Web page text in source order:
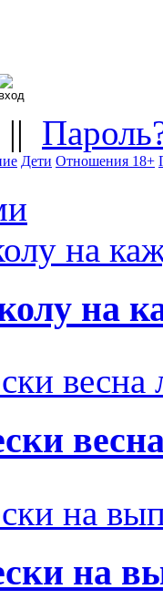
||
Дети Отношения 18+
на
на